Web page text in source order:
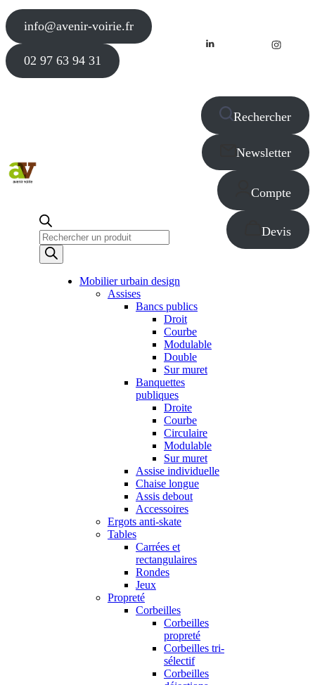
info@avenir-voirie.fr
02 97 63 94 31
Recherche
de
produits
Rechercher
Newsletter
Compte
Devis
Mobilier urbain design
Assises
Bancs publics
Droit
Courbe
Modulable
Double
Sur muret
Banquettes
publiques
Droite
Courbe
Circulaire
Modulable
Sur muret
Assise individuelle
Chaise longue
Assis debout
Accessoires
Ergots anti-skate
Tables
Carrées et
rectangulaires
Rondes
Jeux
Propreté
Corbeilles
Corbeilles
propreté
Corbeilles tri-
sélectif
Corbeilles